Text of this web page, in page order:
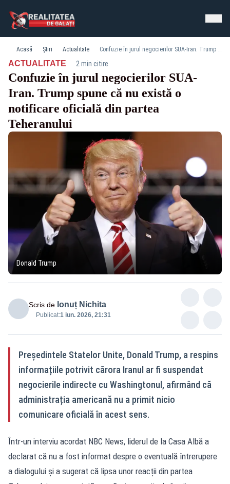
Acasă Știri Actualitate Confuzie în jurul negocierilor SUA-Iran. Trump spune că nu există o notificare oficială din partea Teheranului
ACTUALITATE· 2 min citire
Confuzie în jurul negocierilor SUA-
Iran. Trump spune că nu există o
notificare oficială din partea
Teheranului
Donald Trump
Scris de Ionuț Nichita
Publicat:1 iun. 2026, 21:31
Președintele Statelor Unite, Donald Trump, a respins
informațiile potrivit cărora Iranul ar fi suspendat
negocierile indirecte cu Washingtonul, afirmând că
administrația americană nu a primit nicio
comunicare oficială în acest sens.
Într-un interviu acordat NBC News, liderul de la Casa Albă a
declarat că nu a fost informat despre o eventuală întrerupere
a dialogului și a sugerat că lipsa unor reacții din partea